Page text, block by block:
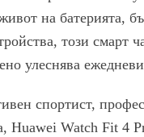
на батерията,
този
улеснява
спортист,
Huawei Watch Fit 4